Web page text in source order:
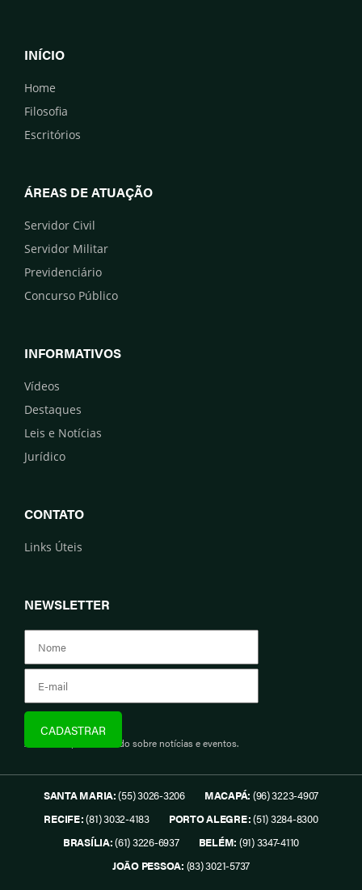
INÍCIO
Home
Filosofia
Escritórios
ÁREAS DE ATUAÇÃO
Servidor Civil
Servidor Militar
Previdenciário
Concurso Público
INFORMATIVOS
Vídeos
Destaques
Leis e Notícias
Jurídico
CONTATO
Links Úteis
NEWSLETTER
Assine e fique informado sobre notícias e eventos.
SANTA MARIA:(55) 3026-3206 MACAPÁ: (96) 3223-4907
RECIFE:(81) 3032-4183 PORTO ALEGRE:(51) 3284-8300
BRASÍLIA:(61) 3226-6937 BELÉM: (91) 3347-4110
JOÃO PESSOA: (83) 3021-5737